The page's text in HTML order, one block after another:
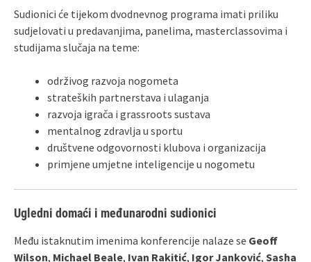
Sudionici će tijekom dvodnevnog programa imati priliku
sudjelovati u predavanjima, panelima, masterclassovima i
studijama slučaja na teme:
održivog razvoja nogometa
strateških partnerstava i ulaganja
razvoja igrača i grassroots sustava
mentalnog zdravlja u sportu
društvene odgovornosti klubova i organizacija
primjene umjetne inteligencije u nogometu
Ugledni domaći i međunarodni sudionici
Među istaknutim imenima konferencije nalaze se Geoff
Wilson, Michael Beale, Ivan Rakitić, Igor Janković, Sasha